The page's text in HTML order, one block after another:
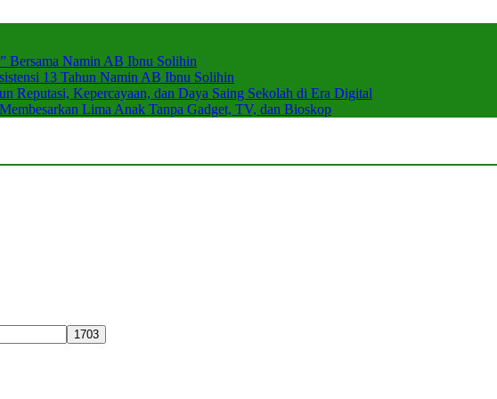
Bersama Namin AB Ibnu Solihin
13 Tahun Namin AB Ibnu Solihin
Reputasi, Kepercayaan, dan Daya Saing Sekolah di Era Digital
Lima Anak Tanpa Gadget, TV, dan Bioskop